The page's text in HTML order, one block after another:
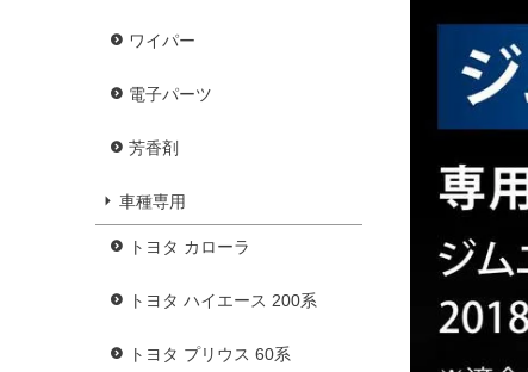
ワイパー
電子パーツ
芳香剤
車種専用
トヨタ カローラ
トヨタ ハイエース 200系
トヨタ プリウス 60系